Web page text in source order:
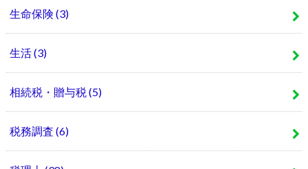
生命保険 (3)
生活(3)
相続税・贈与税(5)
税務調査 (6)